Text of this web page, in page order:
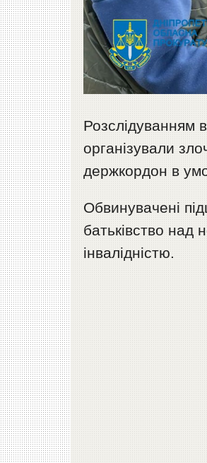
Розслідуванням
організували
держкордон в
Обвинувачені
батьківство над
інвалідністю.